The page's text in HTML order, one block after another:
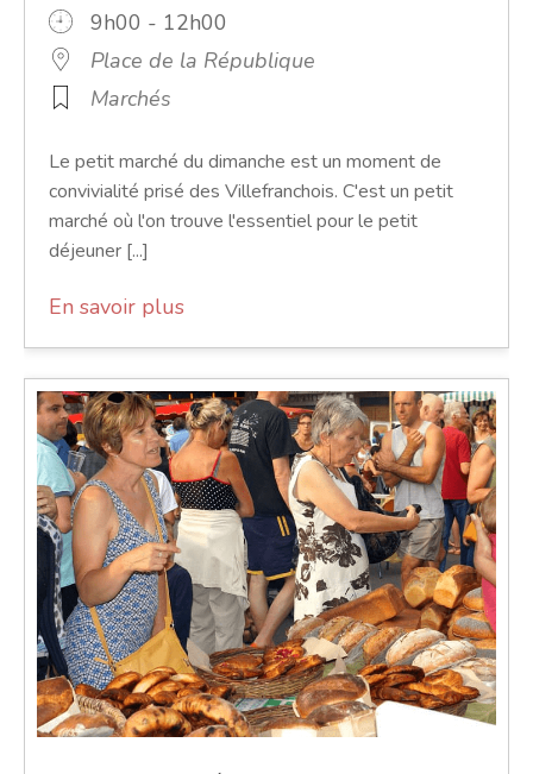
9h00 - 12h00
Place de la République
Marchés
Le petit marché du dimanche est un moment de
convivialité prisé des Villefranchois. C'est un petit
marché où l'on trouve l'essentiel pour le petit
déjeuner [...]
En savoir plus